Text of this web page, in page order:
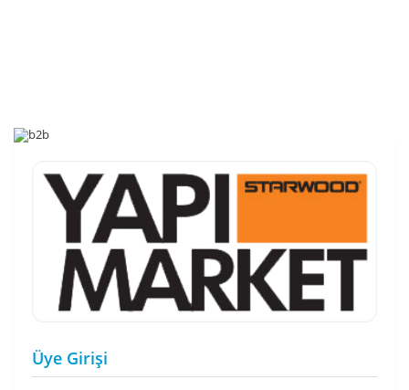
Üye Girişi